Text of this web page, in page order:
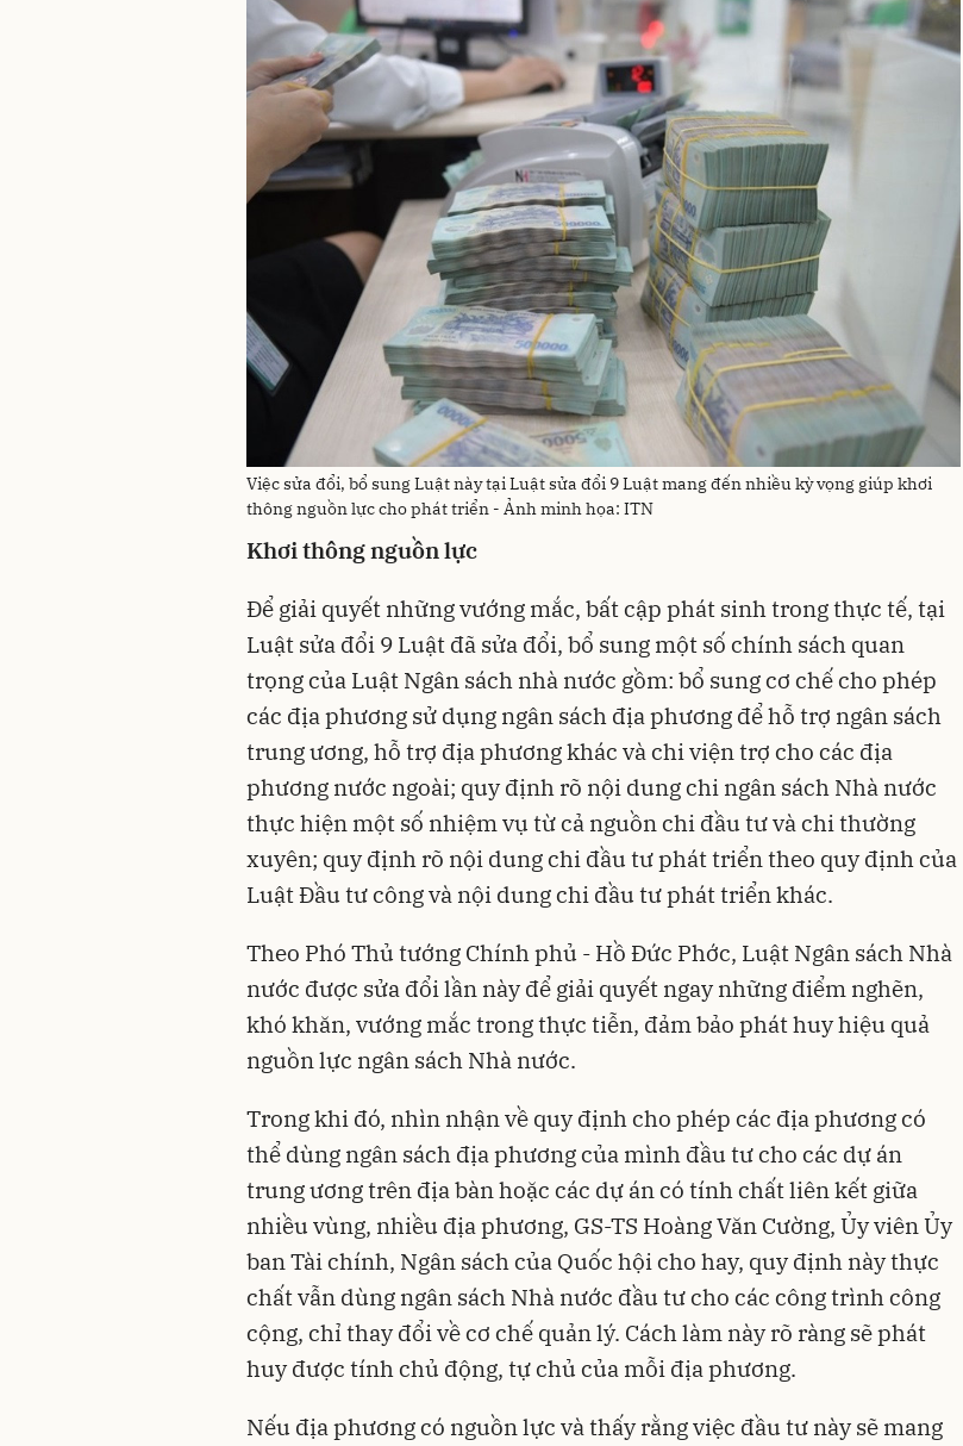
Việc sửa đổi, bổ sung Luật này tại Luật sửa đổi 9 Luật mang đến nhiều kỳ vọng giúp khơi
thông nguồn lực cho phát triển - Ảnh minh họa: ITN
Khơi thông nguồn lực
Để giải quyết những vướng mắc, bất cập phát sinh trong thực tế, tại
Luật sửa đổi 9 Luật đã sửa đổi, bổ sung một số chính sách quan
trọng của Luật Ngân sách nhà nước gồm: bổ sung cơ chế cho phép
các địa phương sử dụng ngân sách địa phương để hỗ trợ ngân sách
trung ương, hỗ trợ địa phương khác và chi viện trợ cho các địa
phương nước ngoài; quy định rõ nội dung chi ngân sách Nhà nước
thực hiện một số nhiệm vụ từ cả nguồn chi đầu tư và chi thường
xuyên; quy định rõ nội dung chi đầu tư phát triển theo quy định của
Luật Đầu tư công và nội dung chi đầu tư phát triển khác.
Theo Phó Thủ tướng Chính phủ - Hồ Đức Phớc, Luật Ngân sách Nhà
nước được sửa đổi lần này để giải quyết ngay những điểm nghẽn,
khó khăn, vướng mắc trong thực tiễn, đảm bảo phát huy hiệu quả
nguồn lực ngân sách Nhà nước.
Trong khi đó, nhìn nhận về quy định cho phép các địa phương có
thể dùng ngân sách địa phương của mình đầu tư cho các dự án
trung ương trên địa bàn hoặc các dự án có tính chất liên kết giữa
nhiều vùng, nhiều địa phương, GS-TS Hoàng Văn Cường, Ủy viên Ủy
ban Tài chính, Ngân sách của Quốc hội cho hay, quy định này thực
chất vẫn dùng ngân sách Nhà nước đầu tư cho các công trình công
cộng, chỉ thay đổi về cơ chế quản lý. Cách làm này rõ ràng sẽ phát
huy được tính chủ động, tự chủ của mỗi địa phương.
Nếu địa phương có nguồn lực và thấy rằng việc đầu tư này sẽ mang